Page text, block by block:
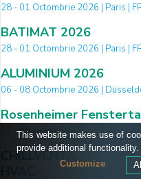
28 - 01 Octombrie 2026 | Paris |
BATIMAT 2026
28 - 01 Octombrie 2026 | Paris |
ALUMINIUM 2026
06 - 08 Octombrie 2026 |
Rosenheimer
07 - 08 Octombrie 2026 |
CHILLVENTA - Targul
HVAC
This website makes use of
provide additional functionality.
Customize